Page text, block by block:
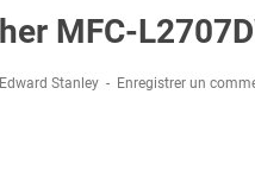
MFC-
Stanley Enregistrer un